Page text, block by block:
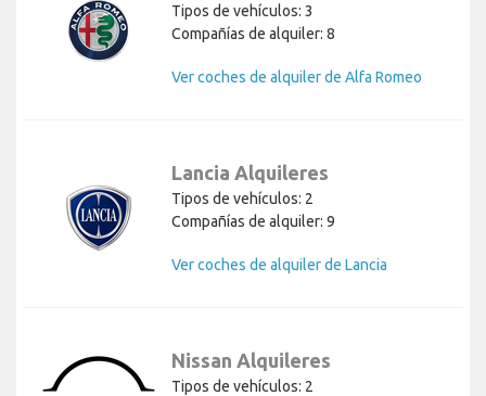
Tipos de vehículos: 3
Compañías de alquiler: 8
Ver coches de alquiler de Alfa Romeo
Lancia Alquileres
Tipos de vehículos: 2
Compañías de alquiler: 9
Ver coches de alquiler de Lancia
Nissan Alquileres
Tipos de vehículos: 2